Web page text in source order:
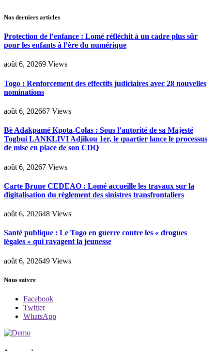
Nos derniers articles
Protection de l’enfance : Lomé réfléchit à un cadre plus sûr
pour les enfants à l’ère du numérique
août 6, 20269 Views
Togo : Renforcement des effectifs judiciaires avec 28 nouvelles
nominations
août 6, 202667 Views
Bè Adakpamé Kpota-Colas : Sous l’autorité de sa Majesté
Togbui LANKLIVI Adjikou 1er, le quartier lance le processus
de mise en place de son CDQ
août 6, 20267 Views
Carte Brune CEDEAO : Lomé accueille les travaux sur la
digitalisation du règlement des sinistres transfrontaliers
août 6, 202648 Views
Santé publique : Le Togo en guerre contre les « drogues
légales » qui ravagent la jeunesse
août 6, 202649 Views
Nous suivre
Facebook
Twitter
WhatsApp